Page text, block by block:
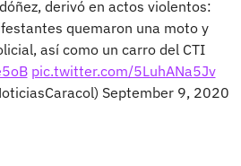
derivó en actos violentos:
quemaron una moto y
así como un carro del CTI
pic.twitter.com/5LuhANa5Jv
September 9, 2020